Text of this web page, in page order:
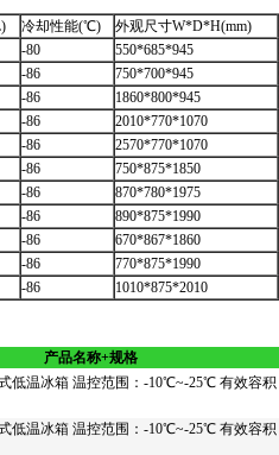
冷却性能(℃) 外观尺寸W*D*H(mm)
-80 550*685*945
-86 750*700*945
-86 1860*800*945
-86 2010*770*1070
-86 2570*770*1070
-86 750*875*1850
-86 870*780*1975
-86 890*875*1990
-86 670*867*1860
-86 770*875*1990
-86 1010*875*2010
产品名称+规格
低温冰箱 温控范围：-10℃~-25℃ 有效容积
低温冰箱 温控范围：-10℃~-25℃ 有效容积